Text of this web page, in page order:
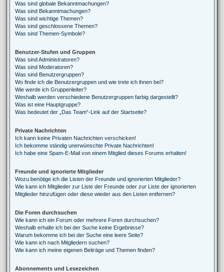
Was sind globale Bekanntmachungen?
Was sind Bekanntmachungen?
Was sind wichtige Themen?
Was sind geschlossene Themen?
Was sind Themen-Symbole?
Benutzer-Stufen und Gruppen
Was sind Administratoren?
Was sind Moderatoren?
Was sind Benutzergruppen?
Wo finde ich die Benutzergruppen und wie trete ich ihnen bei?
Wie werde ich Gruppenleiter?
Weshalb werden verschiedene Benutzergruppen farbig dargestellt?
Was ist eine Hauptgruppe?
Was bedeutet der „Das Team“-Link auf der Startseite?
Private Nachrichten
Ich kann keine Privaten Nachrichten verschicken!
Ich bekomme ständig unerwünschte Private Nachrichten!
Ich habe eine Spam-E-Mail von einem Mitglied dieses Forums erhalten!
Freunde und ignorierte Mitglieder
Wozu benötige ich die Listen der Freunde und ignorierten Mitglieder?
Wie kann ich Mitglieder zur Liste der Freunde oder zur Liste der ignorierten
Mitglieder hinzufügen oder diese wieder aus den Listen entfernen?
Die Foren durchsuchen
Wie kann ich ein Forum oder mehrere Foren durchsuchen?
Weshalb erhalte ich bei der Suche keine Ergebnisse?
Warum bekomme ich bei der Suche eine leere Seite?
Wie kann ich nach Mitgliedern suchen?
Wie kann ich meine eigenen Beiträge und Themen finden?
Abonnements und Lesezeichen